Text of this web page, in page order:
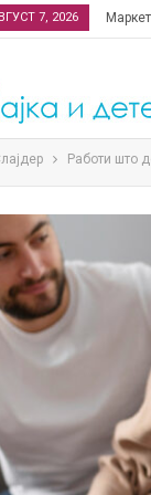
7, 2026
Работи што